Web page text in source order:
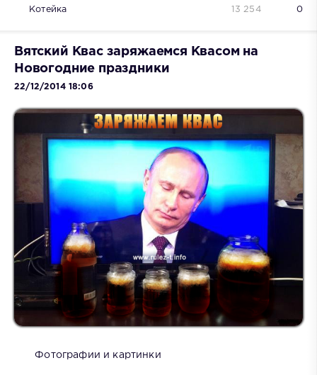
Котейка 0
13 254
Вятский Квас заряжаемся Квасом на
Новогодние праздники
22/12/2014 18:06
Фотографии и картинки